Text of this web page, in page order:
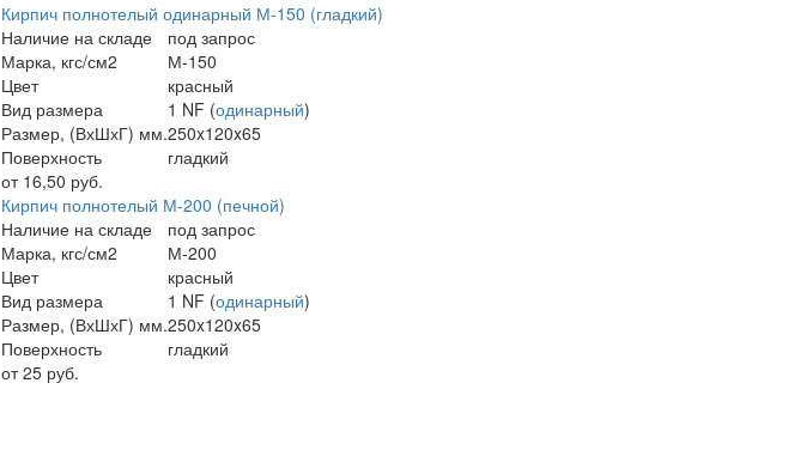
Кирпич полнотелый одинарный М-150 (гладкий)
Наличие на складе
под запрос
Марка, кгс/см2
М-150
Цвет
красный
Вид размера
1 NF (одинарный)
Размер, (ВхШхГ) мм.250x120x65
Поверхность
гладкий
от 16,50 руб.
Кирпич полнотелый М-200 (печной)
Наличие на складе
под запрос
Марка, кгс/см2
М-200
Цвет
красный
Вид размера
1 NF (одинарный)
Размер, (ВхШхГ) мм.250x120x65
Поверхность
гладкий
от 25 руб.